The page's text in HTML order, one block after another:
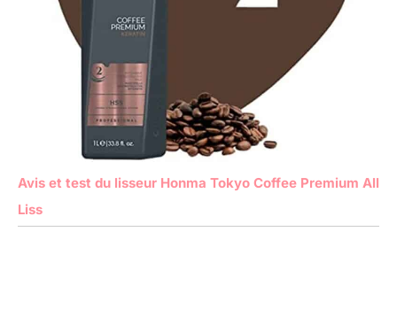
Avis et test du lisseur Honma Tokyo Coffee Premium All
Liss